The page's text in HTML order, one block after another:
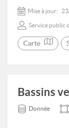
Mise à jour:
Service public
Carte
Bassins
Donnée